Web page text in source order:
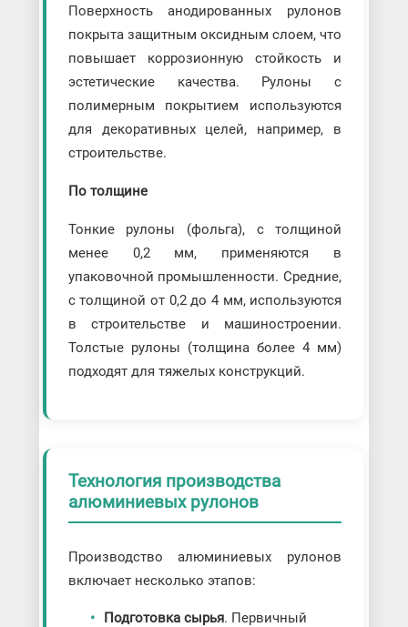
Поверхность анодированных рулонов
покрыта защитным оксидным слоем, что
повышает коррозионную стойкость и
эстетические качества. Рулоны с
полимерным покрытием используются
для декоративных целей, например, в
строительстве.
По толщине
Тонкие рулоны (фольга), с толщиной
менее 0,2 мм, применяются в
упаковочной промышленности. Средние,
с толщиной от 0,2 до 4 мм, используются
в строительстве и машиностроении.
Толстые рулоны (толщина более 4 мм)
подходят для тяжелых конструкций.
Технология производства
алюминиевых рулонов
Производство алюминиевых рулонов
включает несколько этапов:
Подготовка сырья. Первичный